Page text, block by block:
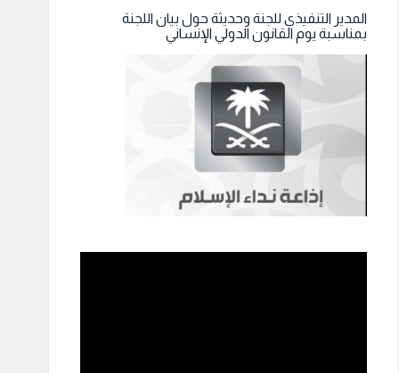
المدير التنفيذي للجنة وحديثة حول بيان اللجنة
بمناسبة يوم القانون الدولي الإنساني